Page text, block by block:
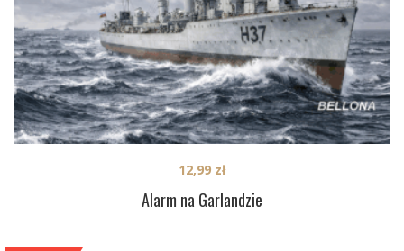
Alarm na Garlandzie
12,99 zł